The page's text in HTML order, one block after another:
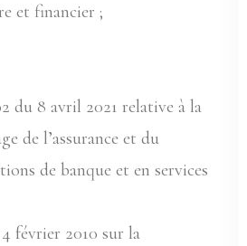
et financier ;
du 8 avril 2021 relative à la
de l’assurance et du
de banque et en services
février 2010 sur la